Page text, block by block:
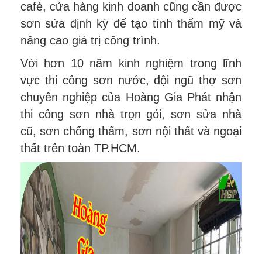
café, cửa hàng kinh doanh cũng cần được
sơn sửa định kỳ để tạo tính thẩm mỹ và
nâng cao giá trị công trình.
Với hơn 10 năm kinh nghiệm trong lĩnh
vực thi công sơn nước, đội ngũ thợ sơn
chuyên nghiệp của Hoàng Gia Phát nhận
thi công sơn nhà trọn gói, sơn sửa nhà
cũ, sơn chống thấm, sơn nội thất và ngoại
thất trên toàn TP.HCM.